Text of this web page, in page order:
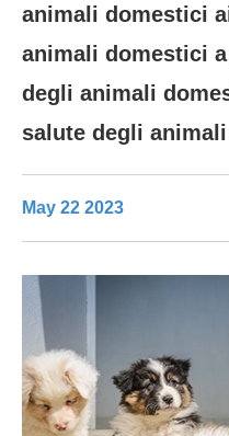
animali domestici
animali domestici
degli animali
salute degli
May 22 2023